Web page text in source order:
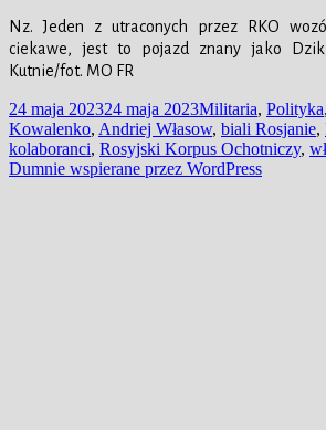
Nz. Jeden z utraconych przez RKO
ciekawe, jest to pojazd znany jako
Kutnie/fot. MO FR
Data
publikacji
24 maja 202324 maja 2023Kategorie
Militaria, Polityka,
Kowalenko, Andriej Własow, biali Rosjanie,
kolaboranci, Rosyjski Korpus Ochotniczy,
Dumnie wspierane przez WordPress